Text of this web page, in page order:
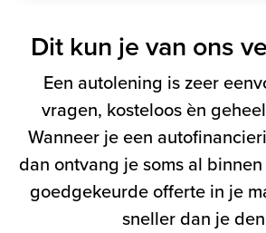
Dit kun je van ons
Een autolening is zeer
vragen, kosteloos èn
Wanneer je een
dan ontvang je soms al
goedgekeurde offerte in je
sneller dan je